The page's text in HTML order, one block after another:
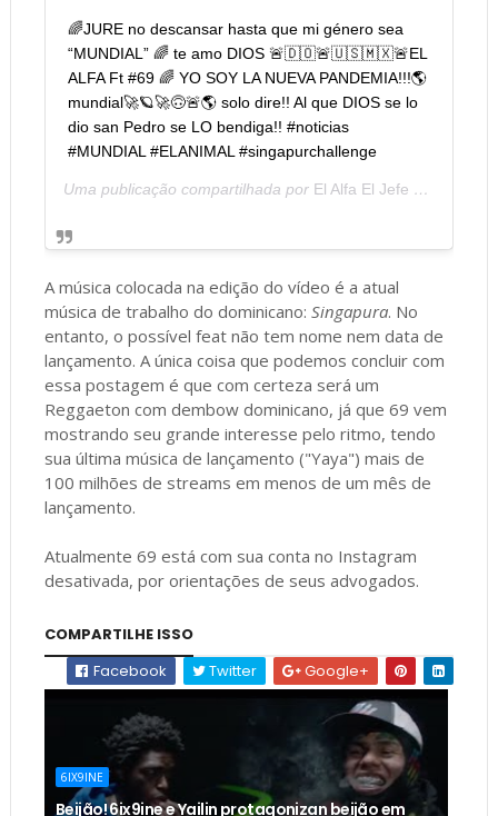
🌈JURE no descansar hasta que mi género sea
“MUNDIAL” 🌈 te amo DIOS 🚨🇩🇴🚨🇺🇸🇲🇽🚨EL
ALFA Ft #69 🌈 YO SOY LA NUEVA PANDEMIA!!!🌎
mundial🚀🪐🚀🙃🚨🌎 solo dire!! Al que DIOS se lo
dio san Pedro se LO bendiga!! #noticias
#MUNDIAL #ELANIMAL #singapurchallenge
Uma publicação compartilhada por El Alfa El Jefe TE
A música colocada na edição do vídeo é a atual
música de trabalho do dominicano: Singapura. No
entanto, o possível feat não tem nome nem data de
lançamento. A única coisa que podemos concluir com
essa postagem é que com certeza será um
Reggaeton com dembow dominicano, já que 69 vem
mostrando seu grande interesse pelo ritmo, tendo
sua última música de lançamento ("Yaya") mais de
100 milhões de streams em menos de um mês de
lançamento.
Atualmente 69 está com sua conta no Instagram
desativada, por orientações de seus advogados.
COMPARTILHE ISSO
Facebook
Twitter Google+
6IX9INE
Beijão! 6ix9ine e Yailin protagonizan beijão em